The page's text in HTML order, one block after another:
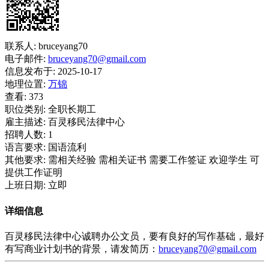
联系人: bruceyang70
电子邮件: bruceyang70@gmail.com
信息发布于: 2025-10-17
地理位置: 万锦
查看: 373
职位类别: 全职长期工
雇主描述: 百灵移民法律中心
招聘人数: 1
语言要求: 国语流利
其他要求: 需相关经验 需相关证书 需要工作签证 欢迎学生 可
提供工作证明
上班日期: 立即
详细信息
百灵移民法律中心诚聘办公文员，要有良好的写作基础，最好
有写商业计划书的背景，请发简历： bruceyang70@gmail.com